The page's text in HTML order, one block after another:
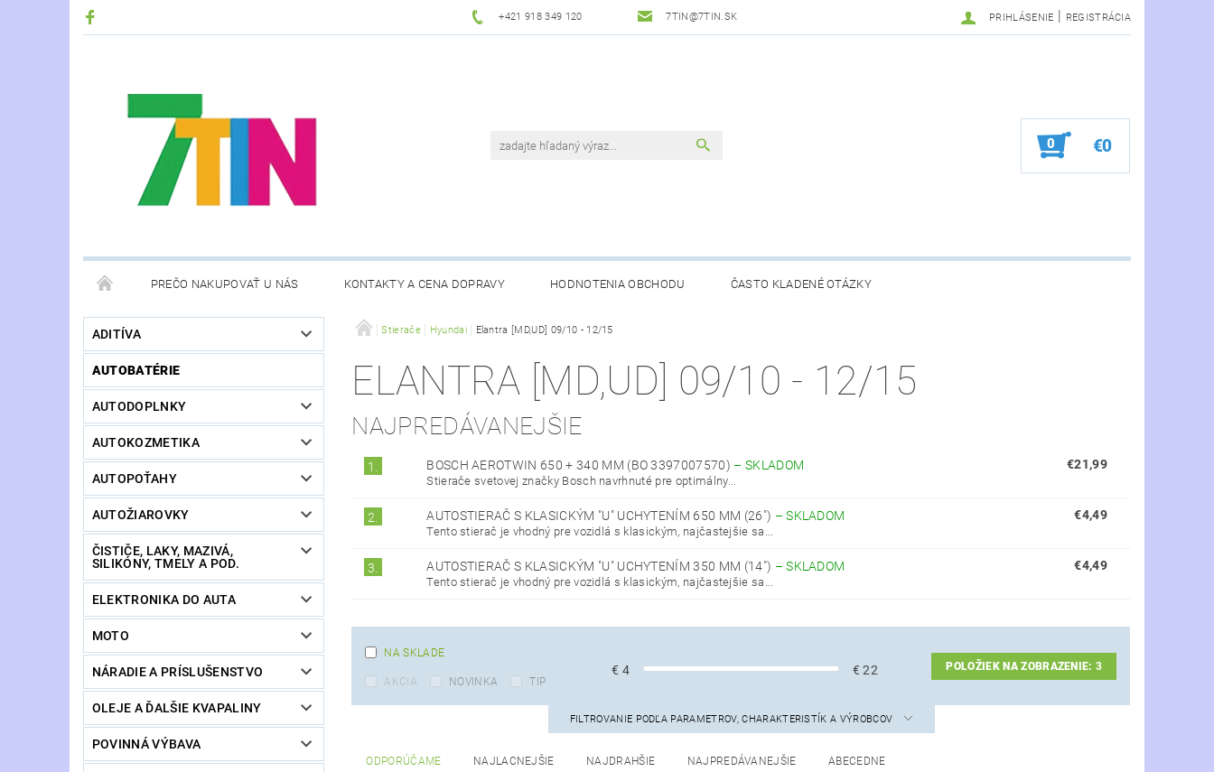
+421 918 349 120 7TIN@7TIN.SK PRIHLÁSENIE | REGISTRÁCIA
0 €0
PREČO NAKUPOVAŤ U NÁS KONTAKTY A CENA DOPRAVY HODNOTENIA OBCHODU ČASTO KLADENÉ OTÁZKY
ADITÍVA
AUTOBATÉRIE
AUTODOPLNKY
AUTOKOZMETIKA
AUTOPOŤAHY
AUTOŽIAROVKY
ČISTIČE, LAKY, MAZIVÁ,
SILIKÓNY, TMELY A POD.
ELEKTRONIKA DO AUTA
MOTO
NÁRADIE A PRÍSLUŠENSTVO
OLEJE A ĎALŠIE KVAPALINY
POVINNÁ VÝBAVA
Stierače Hyundai Elantra [MD,UD] 09/10 - 12/15
ELANTRA [MD,UD] 09/10 - 12/15
NAJPREDÁVANEJŠIE
1. BOSCH AEROTWIN 650 + 340 MM (BO 3397007570) – SKLADOM
Stierače svetovej značky Bosch navrhnuté pre optimálny...
€21,99
2. AUTOSTIERAČ S KLASICKÝM "U" UCHYTENÍM 650 MM (26") –SKLADOM
Tento stierač je vhodný pre vozidlá s klasickým, najčastejšie sa...
€4,49
3. AUTOSTIERAČ S KLASICKÝM "U" UCHYTENÍM 350 MM (14") –SKLADOM
Tento stierač je vhodný pre vozidlá s klasickým, najčastejšie sa...
€4,49
NA SKLADE
AKCIA NOVINKA TIP
€ 4 €22 POLOŽIEK NA ZOBRAZENIE:3
FILTROVANIE PODĽA PARAMETROV, CHARAKTERISTÍK A VÝROBCOV
ODPORÚČAME NAJLACNEJŠIE NAJDRAHŠIE NAJPREDÁVANEJŠIE ABECEDNE